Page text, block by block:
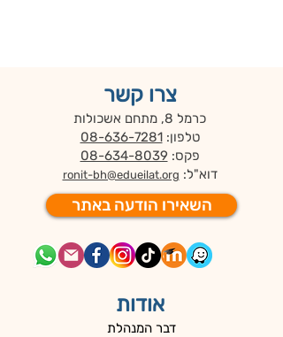
צרו קשר
כרמל 8, מתחם אשכולות
טלפון: 08-636-7281
פקס: 08-634-8039
דוא"ל: ronit-bh@edueilat.org
השאירו הודעה באתר
אודות
דבר המנהלת